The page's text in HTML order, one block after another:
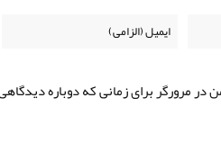
در مرورگر برای زمانی که دوباره